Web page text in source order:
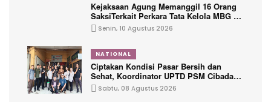
Kejaksaan Agung Memanggil 16 Orang
SaksiTerkait Perkara Tata Kelola MBG di
BGNSenin, 10 Agustus 2026
NATIONAL
Ciptakan Kondisi Pasar Bersih dan
Sehat, Koordinator UPTD PSM Cibadak
Ajak Warga Jumsih Guna Menciptakan
Kenyamanan Pengunjung
Sabtu, 08 Agustus 2026